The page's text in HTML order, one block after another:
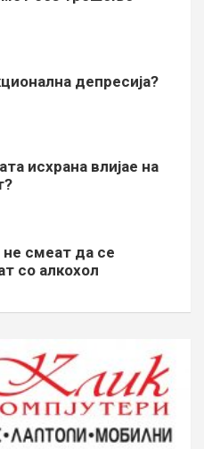
депресија?
исхрана влијае на
смеат да се
со алкохол